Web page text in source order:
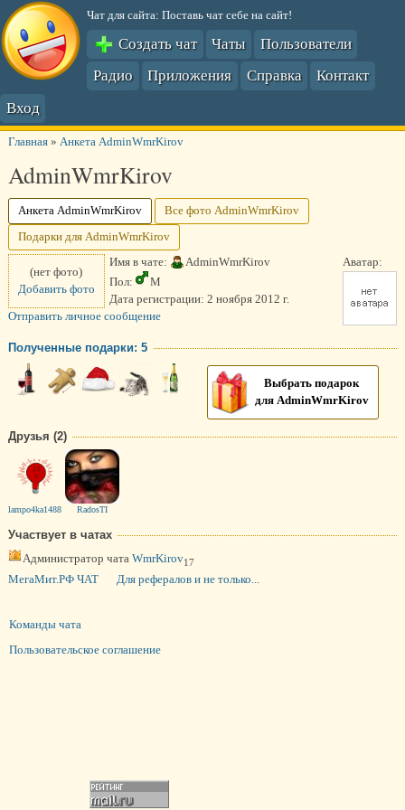
Чат для сайта: Поставь чат себе на сайт!
Создать чат Чаты
Пользователи
Радио
Приложения Справка
Контакт
Вход
Главная» Анкета AdminWmrKirov
AdminWmrKirov
Анкета AdminWmrKirov Все фото AdminWmrKirov
Подарки для AdminWmrKirov
Аватар:
(нет фото)
Добавить фото
Имя в чате:
AdminWmrKirov
Пол:
М
Дата регистрации: 2 ноября 2012 г.
Отправить личное сообщение
Полученные подарки: 5
Выбрать подарок
для AdminWmrKirov
Друзья (2)
lampo4ka1488 RadosTI
Участвует в чатах
Администратор чата WmrKirov17
МегаМит.РФ ЧАТ Для рефералов и не только...
Команды чата
Пользовательское соглашение